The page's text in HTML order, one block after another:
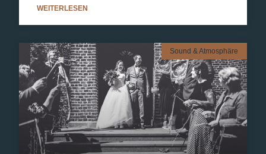
WEITERLESEN
Sound & Atmosphäre